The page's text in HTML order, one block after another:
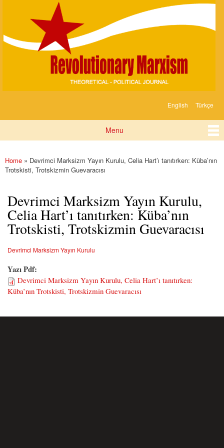
content
Marksizm
English Türkçe
Menu
You are here
Home » Devrimci Marksizm Yayın Kurulu, Celia Hart’ı tanıtırken: Küba’nın
Trotskisti, Trotskizmin Guevaracısı
Devrimci Marksizm Yayın Kurulu,
Celia Hart’ı tanıtırken: Küba’nın
Trotskisti, Trotskizmin Guevaracısı
Devrimci Marksizm Yayın Kurulu
Yazı Pdf:
Devrimci Marksizm Yayın Kurulu, Celia Hart’ı tanıtırken:
Küba’nın Trotskisti, Trotskizmin Guevaracısı